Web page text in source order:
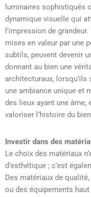
luminaires sophistiqués
dynamique visuelle qui
l’impression de
mises en valeur par une
subtils, peuvent devenir
donnant au bien une
architecturaux,
une ambiance unique et
des lieux ayant une
valoriser l’histoire du
Investir dans des
Le choix des matériaux
d’esthétique ; c’est
Des matériaux de
ou des équipements